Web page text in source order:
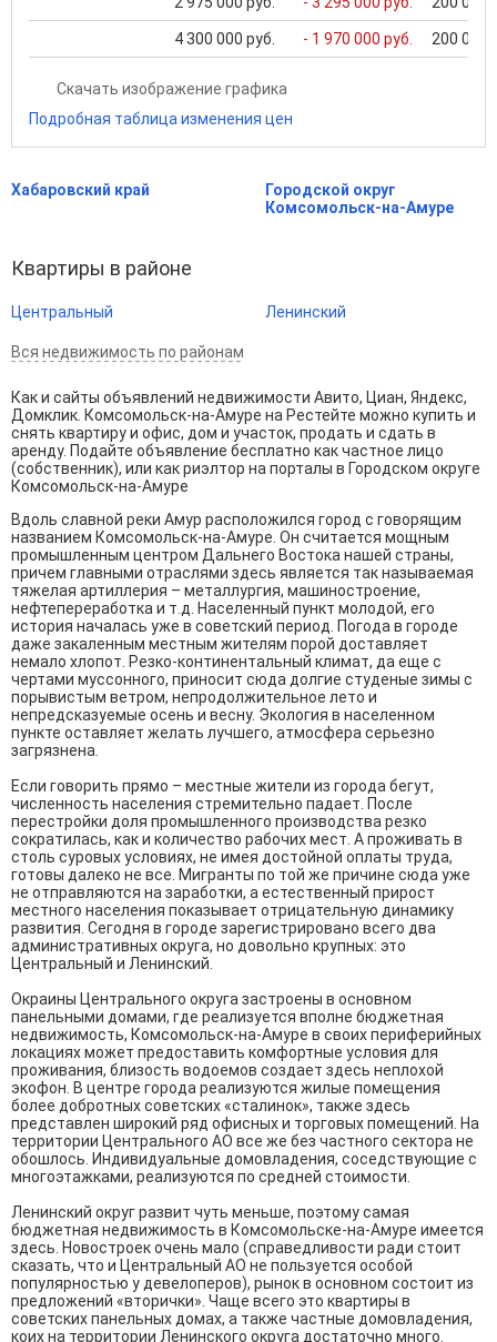
4 300 000 руб. - 1 970 000 руб. 200 000
Скачать изображение графика
Подробная таблица изменения цен
Хабаровский край
Городской округ
Комсомольск-на-Амуре
Квартиры в районе
Центральный Ленинский
Вся недвижимость по районам
Как и сайты объявлений недвижимости Авито, Циан, Яндекс,
Домклик. Комсомольск-на-Амуре на Рестейте можно купить и
снять квартиру и офис, дом и участок, продать и сдать в
аренду. Подайте объявление бесплатно как частное лицо
(собственник), или как риэлтор на порталы в Городском округе
Комсомольск-на-Амуре
Вдоль славной реки Амур расположился город с говорящим
названием Комсомольск-на-Амуре. Он считается мощным
промышленным центром Дальнего Востока нашей страны,
причем главными отраслями здесь является так называемая
тяжелая артиллерия – металлургия, машиностроение,
нефтепереработка и т.д. Населенный пункт молодой, его
история началась уже в советский период. Погода в городе
даже закаленным местным жителям порой доставляет
немало хлопот. Резко-континентальный климат, да еще с
чертами муссонного, приносит сюда долгие студеные зимы с
порывистым ветром, непродолжительное лето и
непредсказуемые осень и весну. Экология в населенном
пункте оставляет желать лучшего, атмосфера серьезно
загрязнена.
Если говорить прямо – местные жители из города бегут,
численность населения стремительно падает. После
перестройки доля промышленного производства резко
сократилась, как и количество рабочих мест. А проживать в
столь суровых условиях, не имея достойной оплаты труда,
готовы далеко не все. Мигранты по той же причине сюда уже
не отправляются на заработки, а естественный прирост
местного населения показывает отрицательную динамику
развития. Сегодня в городе зарегистрировано всего два
административных округа, но довольно крупных: это
Центральный и Ленинский.
Окраины Центрального округа застроены в основном
панельными домами, где реализуется вполне бюджетная
недвижимость, Комсомольск-на-Амуре в своих периферийных
локациях может предоставить комфортные условия для
проживания, близость водоемов создает здесь неплохой
экофон. В центре города реализуются жилые помещения
более добротных советских «сталинок», также здесь
представлен широкий ряд офисных и торговых помещений. На
территории Центрального АО все же без частного сектора не
обошлось. Индивидуальные домовладения, соседствующие с
многоэтажками, реализуются по средней стоимости.
Ленинский округ развит чуть меньше, поэтому самая
бюджетная недвижимость в Комсомольске-на-Амуре имеется
здесь. Новостроек очень мало (справедливости ради стоит
сказать, что и Центральный АО не пользуется особой
популярностью у девелоперов), рынок в основном состоит из
предложений «вторички». Чаще всего это квартиры в
советских панельных домах, а также частные домовладения,
коих на территории Ленинского округа достаточно много.